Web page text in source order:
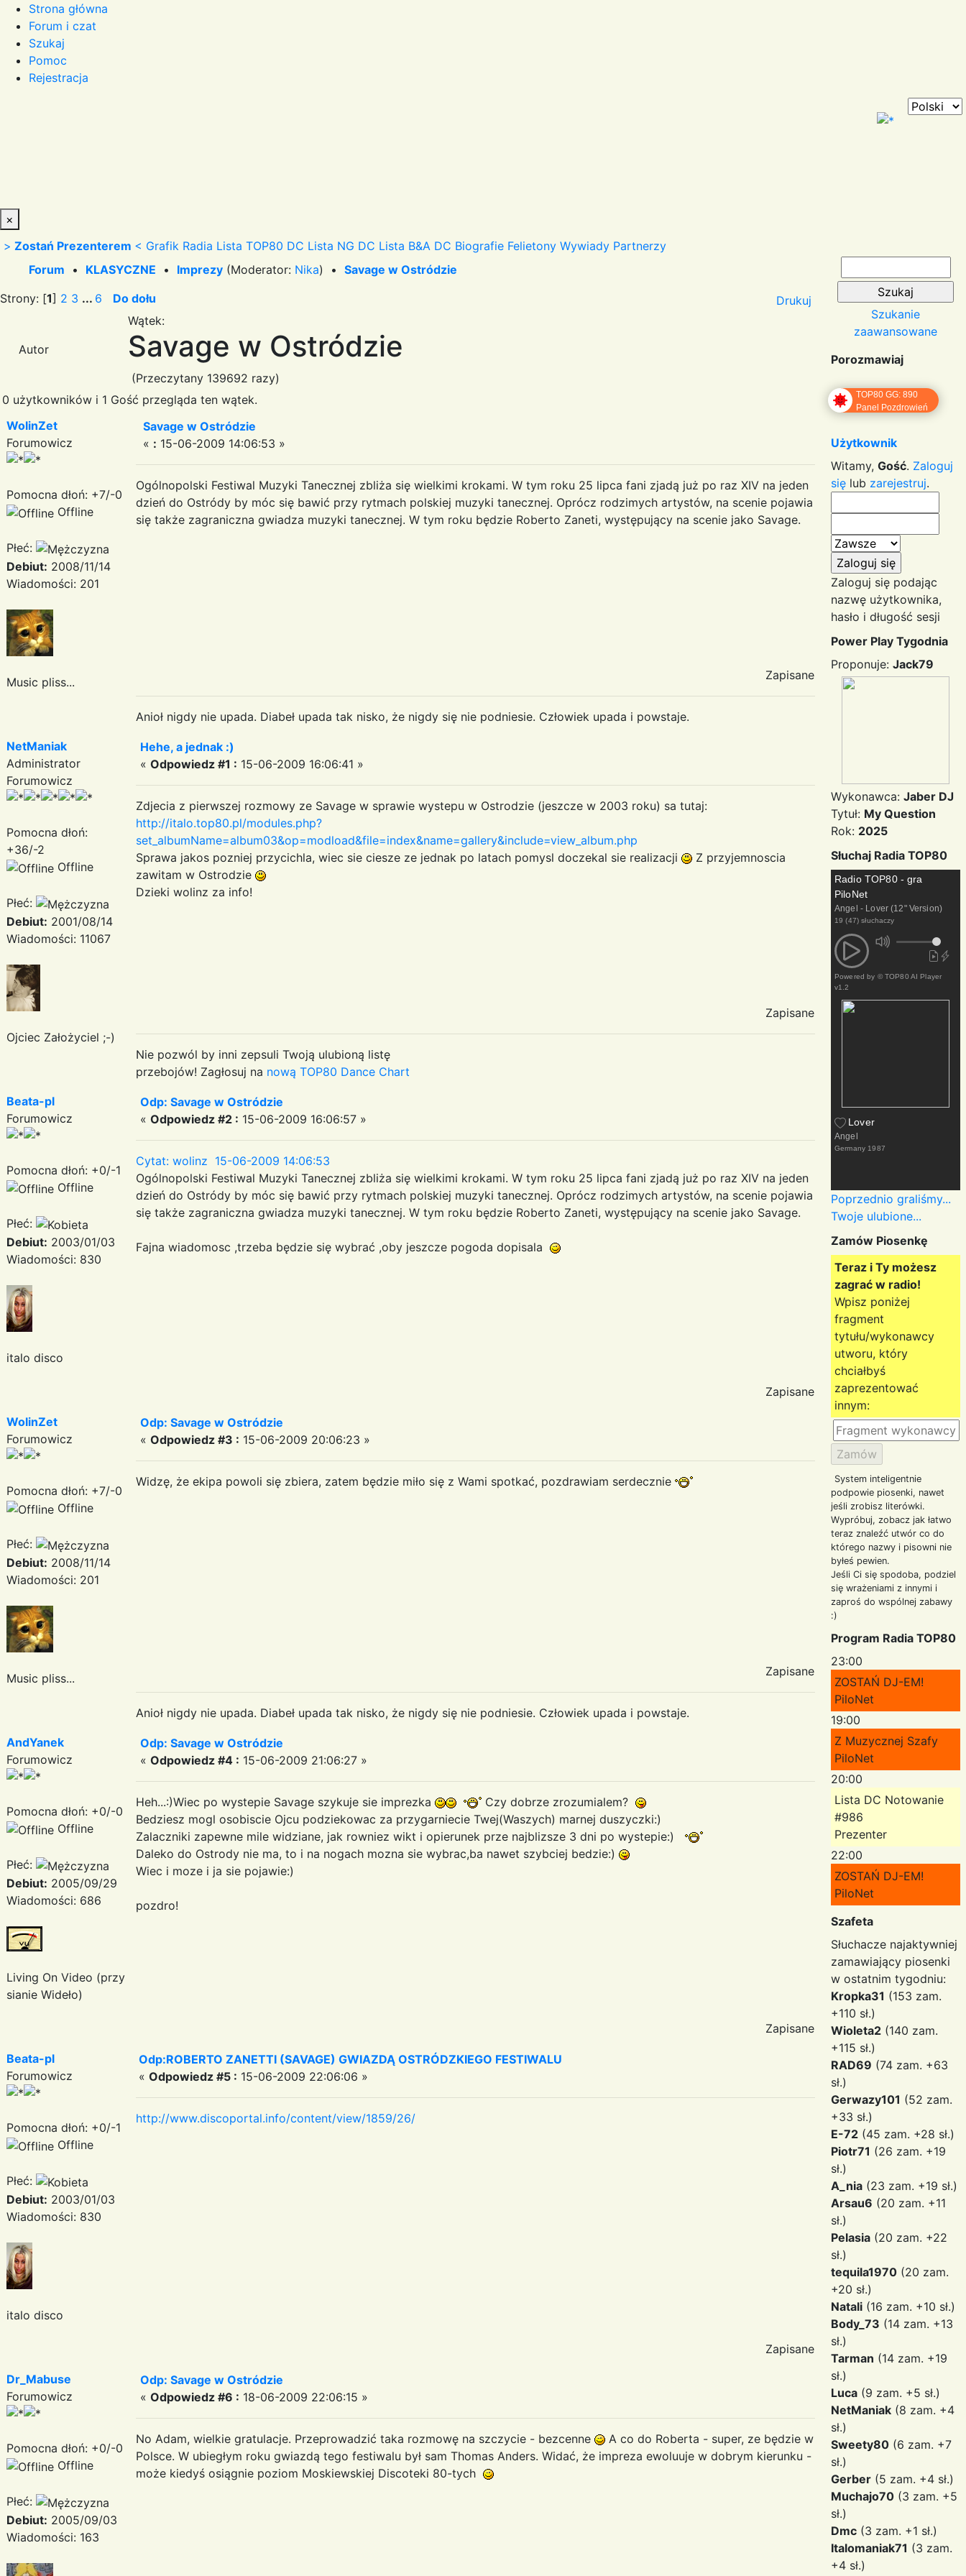
Strona główna
Forum i czat
Szukaj
Pomoc
Rejestracja
×
> Zostań Prezenterem < Grafik Radia Lista TOP80 DC Lista NG DC Lista B&A DC Biografie Felietony Wywiady Partnerzy
Forum • KLASYCZNE • Imprezy (Moderator: Nika) • Savage w Ostródzie
Strony: [1] 2 3 ... 6 Do dołu Drukuj
Autor
Wątek:
Savage w Ostródzie
(Przeczytany 139692 razy)
0 użytkowników i 1 Gość przegląda ten wątek.
WolinZet
Forumowicz
Pomocna dłoń: +7/-0
Offline
Płeć:
Debiut: 2008/11/14
Wiadomości: 201
Music pliss...
Savage w Ostródzie
« : 15-06-2009 14:06:53 »
Ogólnopolski Festiwal Muzyki Tanecznej zbliża się wielkimi krokami. W tym roku 25 lipca fani zjadą już po raz XIV na jeden
dzień do Ostródy by móc się bawić przy rytmach polskiej muzyki tanecznej. Oprócz rodzimych artystów, na scenie pojawia
się także zagraniczna gwiadza muzyki tanecznej. W tym roku będzie Roberto Zaneti, występujący na scenie jako Savage.
Zapisane
Anioł nigdy nie upada. Diabeł upada tak nisko, że nigdy się nie podniesie. Człowiek upada i powstaje.
NetManiak
Administrator
Forumowicz
Pomocna dłoń:
+36/-2
Offline
Płeć:
Debiut: 2001/08/14
Wiadomości: 11067
Ojciec Założyciel ;-)
Hehe, a jednak :)
« Odpowiedz #1 : 15-06-2009 16:06:41 »
Zdjecia z pierwszej rozmowy ze Savage w sprawie wystepu w Ostrodzie (jeszcze w 2003 roku) sa tutaj:
http://italo.top80.pl/modules.php?
set_albumName=album03&op=modload&file=index&name=gallery&include=view_album.php
Sprawa jakos pozniej przycichla, wiec sie ciesze ze jednak po latach pomysl doczekal sie realizacji
Z przyjemnoscia
zawitam w Ostrodzie
Dzieki wolinz za info!
Zapisane
Nie pozwól by inni zepsuli Twoją ulubioną listę
przebojów! Zagłosuj na nową TOP80 Dance Chart
Beata-pl
Forumowicz
Pomocna dłoń: +0/-1
Offline
Płeć:
Debiut: 2003/01/03
Wiadomości: 830
italo disco
Odp: Savage w Ostródzie
« Odpowiedz #2 : 15-06-2009 16:06:57 »
Cytat: wolinz 15-06-2009 14:06:53
Ogólnopolski Festiwal Muzyki Tanecznej zbliża się wielkimi krokami. W tym roku 25 lipca fani zjadą już po raz XIV na jeden
dzień do Ostródy by móc się bawić przy rytmach polskiej muzyki tanecznej. Oprócz rodzimych artystów, na scenie pojawia
się także zagraniczna gwiadza muzyki tanecznej. W tym roku będzie Roberto Zaneti, występujący na scenie jako Savage.
Fajna wiadomosc ,trzeba będzie się wybrać ,oby jeszcze pogoda dopisala
Zapisane
WolinZet
Forumowicz
Pomocna dłoń: +7/-0
Offline
Płeć:
Debiut: 2008/11/14
Wiadomości: 201
Music pliss...
Odp: Savage w Ostródzie
« Odpowiedz #3 : 15-06-2009 20:06:23 »
Widzę, że ekipa powoli się zbiera, zatem będzie miło się z Wami spotkać, pozdrawiam serdecznie
Zapisane
Anioł nigdy nie upada. Diabeł upada tak nisko, że nigdy się nie podniesie. Człowiek upada i powstaje.
AndYanek
Forumowicz
Pomocna dłoń: +0/-0
Offline
Płeć:
Debiut: 2005/09/29
Wiadomości: 686
Living On Video (przy
sianie Wideło)
Odp: Savage w Ostródzie
« Odpowiedz #4 : 15-06-2009 21:06:27 »
Heh...:)Wiec po wystepie Savage szykuje sie imprezka
Czy dobrze zrozumialem?
Bedziesz mogl osobiscie Ojcu podziekowac za przygarniecie Twej(Waszych) marnej duszyczki:)
Zalaczniki zapewne mile widziane, jak rowniez wikt i opierunek prze najblizsze 3 dni po wystepie:)
Daleko do Ostrody nie ma, to i na nogach mozna sie wybrac,ba nawet szybciej bedzie:)
Wiec i moze i ja sie pojawie:)
pozdro!
Zapisane
Beata-pl
Forumowicz
Pomocna dłoń: +0/-1
Offline
Płeć:
Debiut: 2003/01/03
Wiadomości: 830
italo disco
Odp:ROBERTO ZANETTI (SAVAGE) GWIAZDĄ OSTRÓDZKIEGO FESTIWALU
« Odpowiedz #5 : 15-06-2009 22:06:06 »
http://www.discoportal.info/content/view/1859/26/
Zapisane
Dr_Mabuse
Forumowicz
Pomocna dłoń: +0/-0
Offline
Płeć:
Debiut: 2005/09/03
Wiadomości: 163
Odp: Savage w Ostródzie
« Odpowiedz #6 : 18-06-2009 22:06:15 »
No Adam, wielkie gratulacje. Przeprowadzić taka rozmowę na szczycie - bezcenne
A co do Roberta - super, ze będzie w
Polsce. W ubiegłym roku gwiazdą tego festiwalu był sam Thomas Anders. Widać, że impreza ewoluuje w dobrym kierunku -
może kiedyś osiągnie poziom Moskiewskiej Discoteki 80-tych
Szukanie
zaawansowane
Porozmawiaj
TOP80 GG: 890
Panel Pozdrowień
Użytkownik
Witamy, Gość. Zaloguj
się lub zarejestruj.
Zaloguj się podając
nazwę użytkownika,
hasło i długość sesji
Power Play Tygodnia
Proponuje: Jack79
Wykonawca: Jaber DJ
Tytuł: My Question
Rok: 2025
Słuchaj Radia TOP80
Radio TOP80 - gra
PiloNet
Angel - Lover (12" Version)
19 (47) słuchaczy
Powered by © TOP80 AI Player
v1.2
Lover
Angel
Germany 1987
Poprzednio graliśmy...
Twoje ulubione...
Zamów Piosenkę
Teraz i Ty możesz
zagrać w radio!
Wpisz poniżej
fragment
tytułu/wykonawcy
utworu, który
chciałbyś
zaprezentować
innym:
System inteligentnie
podpowie piosenki, nawet
jeśli zrobisz literówki.
Wypróbuj, zobacz jak łatwo
teraz znaleźć utwór co do
którego nazwy i pisowni nie
byłeś pewien.
Jeśli Ci się spodoba, podziel
się wrażeniami z innymi i
zaproś do wspólnej zabawy
:)
Program Radia TOP80
23:00
ZOSTAŃ DJ-EM!
PiloNet
19:00
Z Muzycznej Szafy
PiloNet
20:00
Lista DC Notowanie
#986
Prezenter
22:00
ZOSTAŃ DJ-EM!
PiloNet
Szafeta
Słuchacze najaktywniej
zamawiający piosenki
w ostatnim tygodniu:
Kropka31 (153 zam.
+110 sł.)
Wioleta2 (140 zam.
+115 sł.)
RAD69 (74 zam. +63
sł.)
Gerwazy101 (52 zam.
+33 sł.)
E-72 (45 zam. +28 sł.)
Piotr71 (26 zam. +19
sł.)
A_nia (23 zam. +19 sł.)
Arsau6 (20 zam. +11
sł.)
Pelasia (20 zam. +22
sł.)
tequila1970 (20 zam.
+20 sł.)
Natali (16 zam. +10 sł.)
Body_73 (14 zam. +13
sł.)
Tarman (14 zam. +19
sł.)
Luca (9 zam. +5 sł.)
NetManiak (8 zam. +4
sł.)
Sweety80 (6 zam. +7
sł.)
Gerber (5 zam. +4 sł.)
Muchajo70 (3 zam. +5
sł.)
Dmc (3 zam. +1 sł.)
Italomaniak71 (3 zam.
+4 sł.)